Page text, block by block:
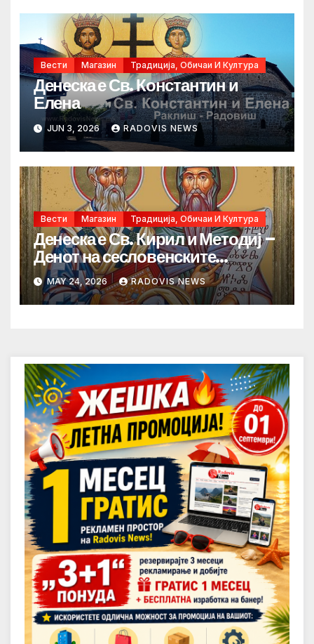
Вести Магазин Традиција, Обичаи И Култура
Денеска е Св. Константин и
Елена
JUN 3, 2026 RADOVIS NEWS
Вести Магазин Традиција, Обичаи И Култура
Денеска е Св. Кирил и Методиј –
Денот на сесловенските
просветители
MAY 24, 2026 RADOVIS NEWS